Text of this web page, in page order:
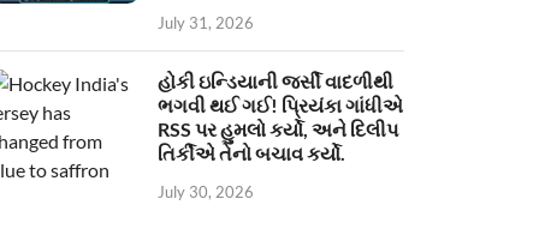
July 31, 2026
હોકી ઇન્ડિયાની જર્સી વાદળીથી
ભગવી થઈ ગઈ! પ્રિયંકા ગાંધીએ
RSS પર હુમલો કર્યો, અને દિલીપ
તિર્કીએ તેનો બચાવ કર્યો.
July 30, 2026